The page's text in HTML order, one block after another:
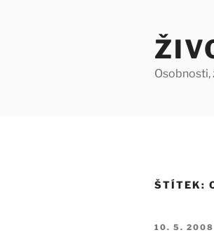
ŠTÍTEK:
10. 5. 2008